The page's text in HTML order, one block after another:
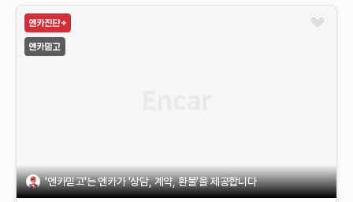
'엔카믿고'는 엔카가 '상담, 계약, 환불'을 제공합니다